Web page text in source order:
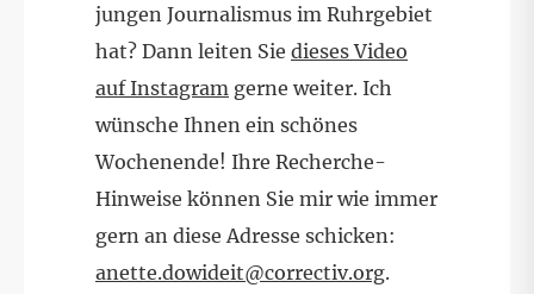
jungen Journalismus im Ruhrgebiet
hat? Dann leiten Sie dieses Video
auf Instagram gerne weiter. Ich
wünsche Ihnen ein schönes
Wochenende! Ihre Recherche-
Hinweise können Sie mir wie immer
gern an diese Adresse schicken:
anette.dowideit@correctiv.org.